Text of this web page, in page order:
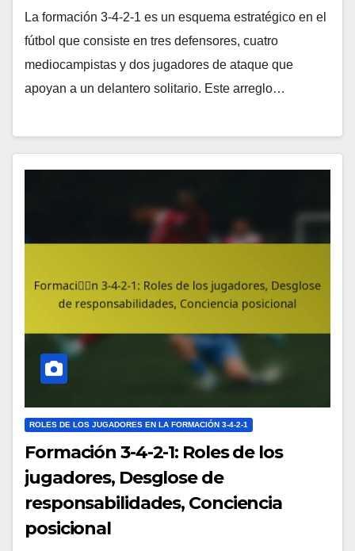
La formación 3-4-2-1 es un esquema estratégico en el
fútbol que consiste en tres defensores, cuatro
mediocampistas y dos jugadores de ataque que
apoyan a un delantero solitario. Este arreglo…
ROLES DE LOS JUGADORES EN LA FORMACIÓN 3-4-2-1
Formación 3-4-2-1: Roles de los
jugadores, Desglose de
responsabilidades, Conciencia
posicional